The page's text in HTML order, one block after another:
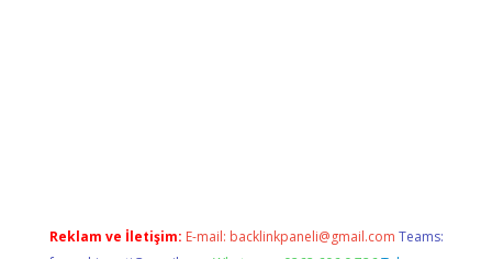
Reklam ve İletişim: E-mail: backlinkpaneli@gmail.com Teams: